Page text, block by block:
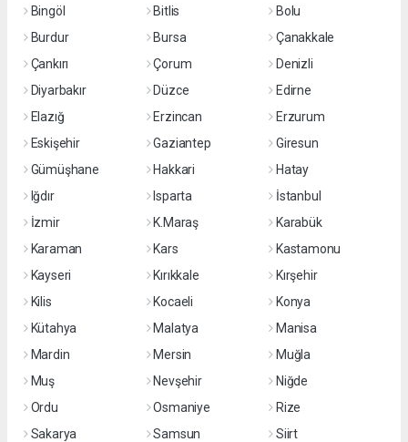
Bingöl
Bitlis
Bolu
Burdur
Bursa
Çanakkale
Çankırı
Çorum
Denizli
Diyarbakır
Düzce
Edirne
Elazığ
Erzincan
Erzurum
Eskişehir
Gaziantep
Giresun
Gümüşhane
Hakkari
Hatay
Iğdır
Isparta
İstanbul
İzmir
K.Maraş
Karabük
Karaman
Kars
Kastamonu
Kayseri
Kırıkkale
Kırşehir
Kilis
Kocaeli
Konya
Kütahya
Malatya
Manisa
Mardin
Mersin
Muğla
Muş
Nevşehir
Niğde
Ordu
Osmaniye
Rize
Sakarya
Samsun
Siirt